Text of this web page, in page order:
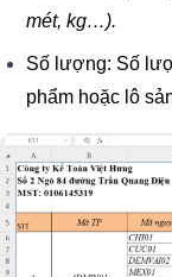
mét, kg…).
Số lượng: Số
phẩm hoặc lô